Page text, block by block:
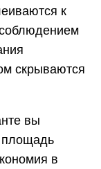
к
скрываются
вы
площадь
в